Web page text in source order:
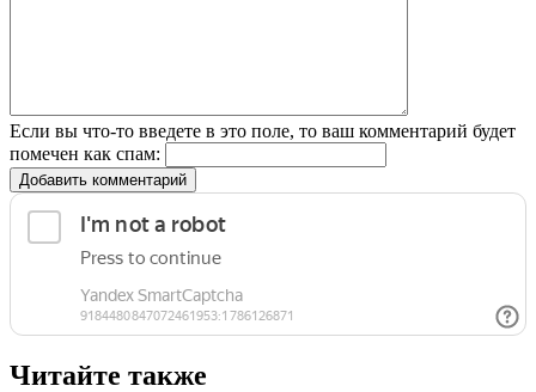
Если вы что-то введете в это поле, то ваш комментарий будет
помечен как спам:
Добавить комментарий
Читайте также